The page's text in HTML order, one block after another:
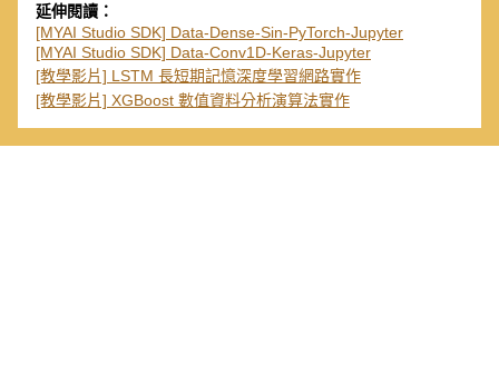
延伸閱讀：
[MYAI Studio SDK] Data-Dense-Sin-PyTorch-Jupyter
[MYAI Studio SDK] Data-Conv1D-Keras-Jupyter
[教學影片] LSTM 長短期記憶深度學習網路實作
[教學影片] XGBoost 數值資料分析演算法實作